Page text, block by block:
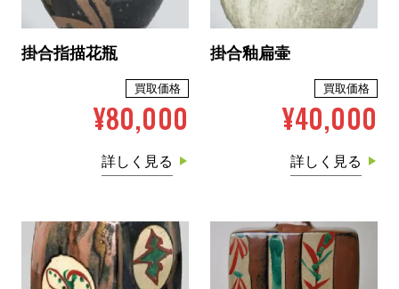
掛合指描花瓶
買取価格
¥80,000
詳しく見る
掛合釉扁壷
買取価格
¥40,000
詳しく見る